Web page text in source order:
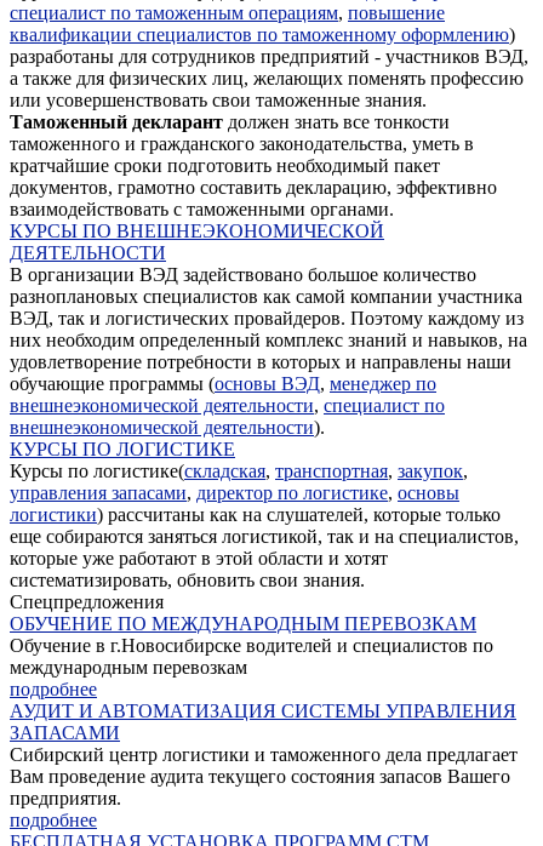
специалист по таможенным операциям, повышение
квалификации специалистов по таможенному оформлению)
разработаны для сотрудников предприятий - участников ВЭД,
а также для физических лиц, желающих поменять профессию
или усовершенствовать свои таможенные знания.
Таможенный декларант должен знать все тонкости
таможенного и гражданского законодательства, уметь в
кратчайшие сроки подготовить необходимый пакет
документов, грамотно составить декларацию, эффективно
взаимодействовать с таможенными органами.
КУРСЫ ПО ВНЕШНЕЭКОНОМИЧЕСКОЙ
ДЕЯТЕЛЬНОСТИ
В организации ВЭД задействовано большое количество
разноплановых специалистов как самой компании участника
ВЭД, так и логистических провайдеров. Поэтому каждому из
них необходим определенный комплекс знаний и навыков, на
удовлетворение потребности в которых и направлены наши
обучающие программы (основы ВЭД, менеджер по
внешнеэкономической деятельности, специалист по
внешнеэкономической деятельности).
КУРСЫ ПО ЛОГИСТИКЕ
Курсы по логистике(складская, транспортная, закупок,
управления запасами, директор по логистике, основы
логистики) рассчитаны как на слушателей, которые только
еще собираются заняться логистикой, так и на специалистов,
которые уже работают в этой области и хотят
систематизировать, обновить свои знания.
Спецпредложения
ОБУЧЕНИЕ ПО МЕЖДУНАРОДНЫМ ПЕРЕВОЗКАМ
Обучение в г.Новосибирске водителей и специалистов по
международным перевозкам
подробнее
АУДИТ И АВТОМАТИЗАЦИЯ СИСТЕМЫ УПРАВЛЕНИЯ
ЗАПАСАМИ
Сибирский центр логистики и таможенного дела предлагает
Вам проведение аудита текущего состояния запасов Вашего
предприятия.
подробнее
БЕСПЛАТНАЯ УСТАНОВКА ПРОГРАММ СТМ